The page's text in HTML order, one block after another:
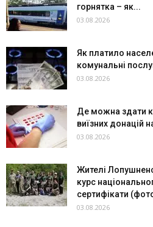
горнятка – як...
03.08.2026
Як платило
комунальні
03.08.2026
Де можна здати
виїзних донацій
03.08.2026
Жителі
курс
сертифікати
03.08.2026